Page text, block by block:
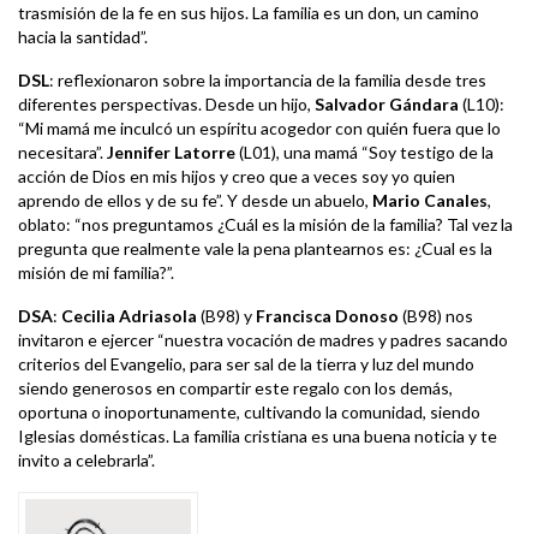
trasmisión de la fe en sus hijos. La familia es un don, un camino
hacia la santidad”.
DSL: reflexionaron sobre la importancia de la familia desde tres
diferentes perspectivas. Desde un hijo, Salvador Gándara (L10):
“Mi mamá me inculcó un espíritu acogedor con quién fuera que lo
necesitara”.Jennifer Latorre(L01), una mamá “Soy testigo de la
acción de Dios en mis hijos y creo que a veces soy yo quien
aprendo de ellos y de su fe”. Y desde un abuelo, Mario Canales,
oblato: “nos preguntamos ¿Cuál es la misión de la familia? Tal vez la
pregunta que realmente vale la pena plantearnos es: ¿Cual es la
misión de mi familia?”.
DSA: Cecilia Adriasola (B98) y Francisca Donoso (B98) nos
invitaron e ejercer “nuestra vocación de madres y padres sacando
criterios del Evangelio, para ser sal de la tierra y luz del mundo
siendo generosos en compartir este regalo con los demás,
oportuna o inoportunamente, cultivando la comunidad, siendo
Iglesias domésticas. La familia cristiana es una buena noticia y te
invito a celebrarla”.